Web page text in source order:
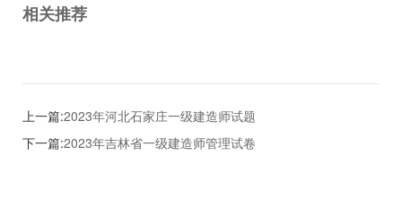
相关推荐
上一篇:2023年河北石家庄一级建造师试题
下一篇:2023年吉林省一级建造师管理试卷